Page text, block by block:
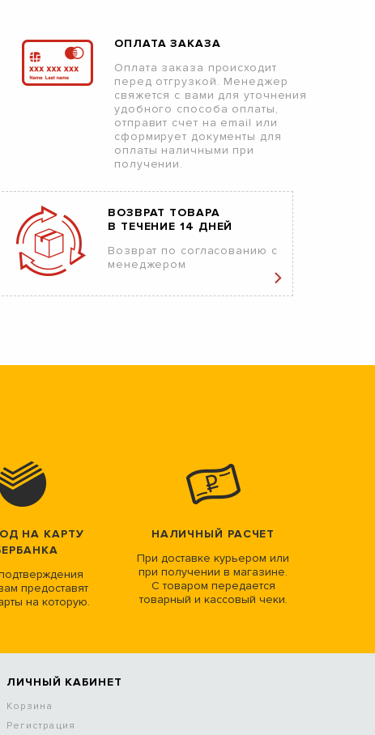
ОПЛАТА ЗАКАЗА
Оплата заказа происходит
перед отгрузкой. Менеджер
свяжется с вами для уточнения
удобного способа оплаты,
отправит счет на email или
сформирует документы для
оплаты наличными при
получении.
ВОЗВРАТ ТОВАРА
В ТЕЧЕНИЕ 14 ДНЕЙ
Возврат по согласованию с
менеджером
НА КАРТУ
предоставят
на которую.
НАЛИЧНЫЙ РАСЧЕТ
При доставке курьером или
при получении в магазине.
С товаром передается
товарный и кассовый чеки.
ЛИЧНЫЙ КАБИНЕТ
Корзина
Регистрация